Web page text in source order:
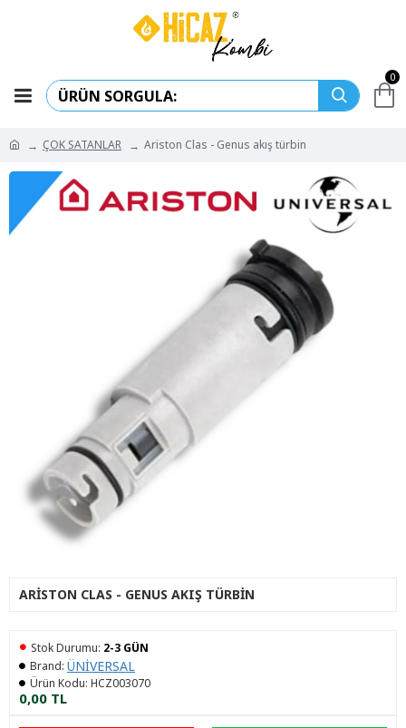
0
ÇOK SATANLAR Ariston Clas - Genus akış türbin
ARISTON CLAS - GENUS AKIŞ TÜRBIN
0,00 TL
Stok Durumu: 2-3 GÜN
Brand: ÜNİVERSAL
Ürün Kodu: HCZ003070